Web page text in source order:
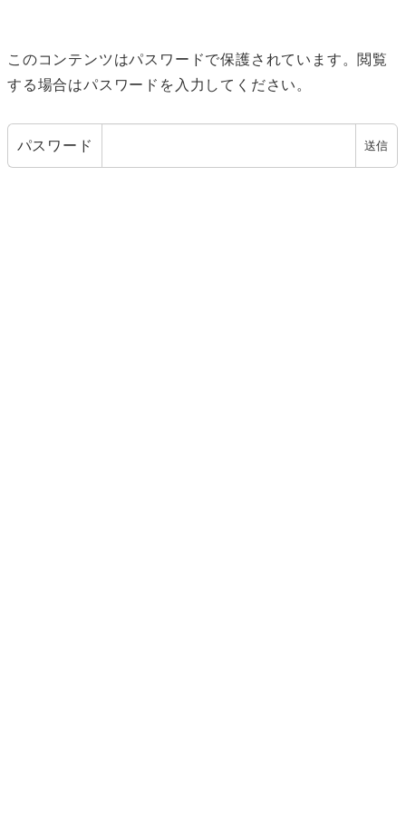
このコンテンツはパスワードで保護されています。閲覧
する場合はパスワードを入力してください。
パスワード